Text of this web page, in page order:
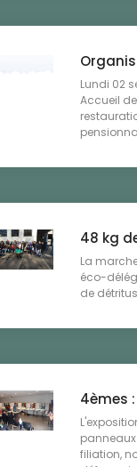
Lundi 02
Accueil
48 kg
La
éco-
de
4èmes
filiation,